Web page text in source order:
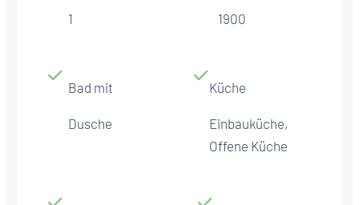
1 1900
Bad mit
Dusche
Küche
Einbauküche,
Offene Küche